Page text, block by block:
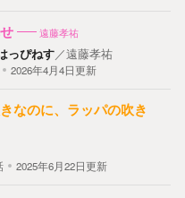
遠藤孝祐
っぴねす／遠藤孝祐
2026年4月4日更新
なのに、ラッパの吹き
2025年6月22日更新